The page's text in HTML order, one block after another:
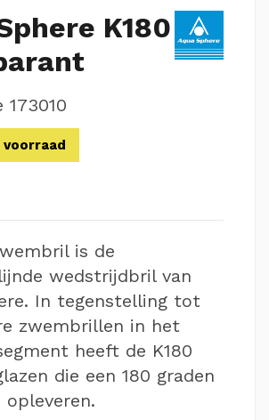
K180
173010
voorraad
is de
wedstrijdbril van
In tegenstelling tot
zwembrillen in het
heeft de K180
die een 180 graden